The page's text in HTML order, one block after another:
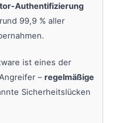
Authentifizierung
99,9 % aller
ist eines der
– regelmäßige
Sicherheitslücken